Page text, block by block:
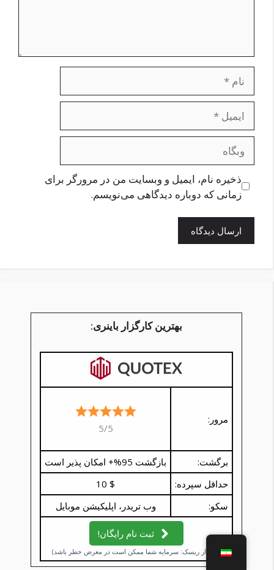
وبگاه
ذخیره نام، ایمیل و وبسایت من در مرورگر برای
زمانی که دوباره دیدگاهی می‌نویسم.
بهترین کارگزار باینری:
مرور:
5/5
برگشت:
بازگشت 95%+ امکان پذیر است
حداقل سپرده:
$ 10
سکو:
وب تریدر، اپلیکیشن موبایل
ثبت نام رایگان!
(هشدار ریسک: سرمایه شما ممکن است در معرض خطر باشد)